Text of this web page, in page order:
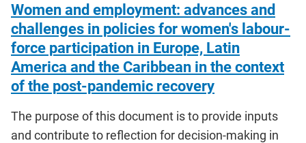
Women and employment: advances and
challenges in policies for women's labour-
force participation in Europe, Latin
America and the Caribbean in the context
of the post-pandemic recovery
The purpose of this document is to provide inputs
and contribute to reflection for decision-making in